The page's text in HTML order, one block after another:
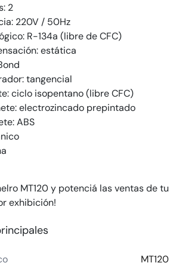
2
220V / 50Hz
R-134a (libre de CFC)
estática
tangencial
ciclo isopentano (libre CFC)
electrozincado prepintado
ABS
MT120 y potenciá las ventas de tu
exhibición!
MT120